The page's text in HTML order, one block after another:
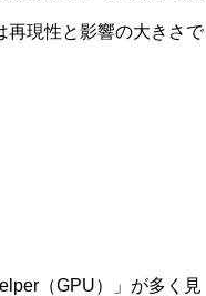
再現性と影響の大きさで
（GPU）」が多く見